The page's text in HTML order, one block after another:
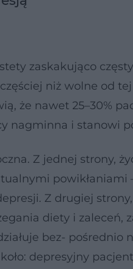
zaskakująco
niż wolne od
że nawet 25–30%
nagminna i stanowi
Z jednej strony,
powikłaniami
Z drugiej
diety i zaleceń,
bez- pośrednio
depresyjny